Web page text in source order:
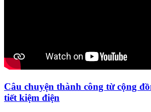
Câu chuyện thành công từ cộng
tiết kiệm điện